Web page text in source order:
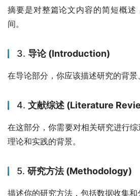
摘要是对整篇论文内容的简短概述
间。
3. 导论 (Introduction)
在导论部分，你应该描述研究的背景
4. 文献综述 (Literature
在这部分，你需要对相关研究进行
理论和实践的背景。
5. 研究方法 (Methodology)
描述你的研究方法，包括数据收集和